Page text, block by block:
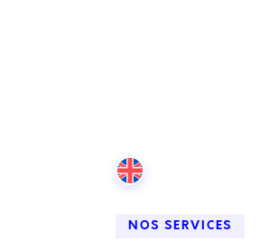
NOS SERVICES